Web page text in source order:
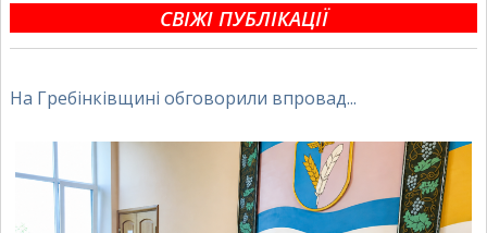
СВІЖІ ПУБЛІКАЦІЇ
На Гребінківщині обговорили впровад...